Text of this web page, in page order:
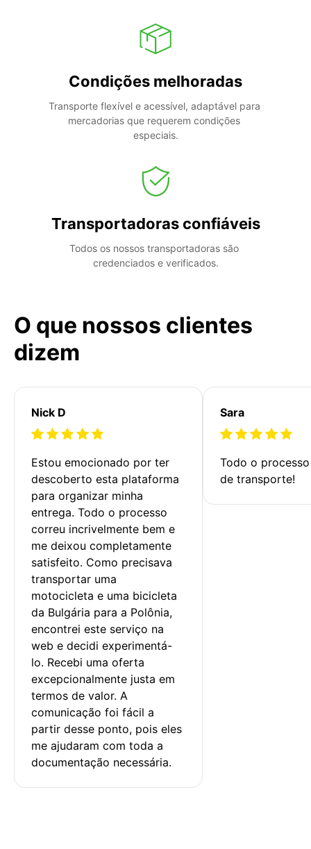
Condições melhoradas
Transporte flexível e acessível, adaptável para
mercadorias que requerem condições
especiais.
Transportadoras confiáveis
Todos os nossos transportadoras são
credenciados e verificados.
O que nossos clientes
dizem
Nick D
Estou emocionado por ter
descoberto esta plataforma
para organizar minha
entrega. Todo o processo
correu incrivelmente bem e
me deixou completamente
satisfeito. Como precisava
transportar uma
motocicleta e uma bicicleta
da Bulgária para a Polônia,
encontrei este serviço na
web e decidi experimentá-
lo. Recebi uma oferta
excepcionalmente justa em
termos de valor. A
comunicação foi fácil a
partir desse ponto, pois eles
me ajudaram com toda a
documentação necessária.
Sara
Todo o
de transporte!